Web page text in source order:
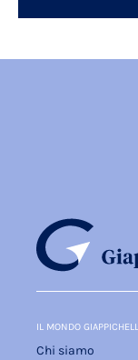
IL MONDO
Chi siamo